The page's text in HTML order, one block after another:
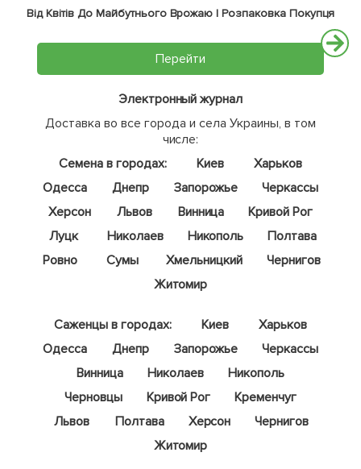
Від Квітів До Майбутнього Врожаю | Розпаковка Покупця
Перейти
Электронный журнал
Доставка во все города и села Украины, в том
числе:
Семена в городах:
Киев
Харьков
Одесса
Днепр Запорожье
Черкассы
Херсон
Львов Винница
Кривой Рог
Луцк
Николаев Никополь
Полтава
Ровно
Сумы Хмельницкий
Чернигов
Житомир
Саженцы в городах: Киев
Харьков
Одесса
Днепр Запорожье
Черкассы
Винница
Николаев
Никополь
Черновцы
Кривой Рог
Кременчуг
Львов
Полтава Херсон
Чернигов
Житомир